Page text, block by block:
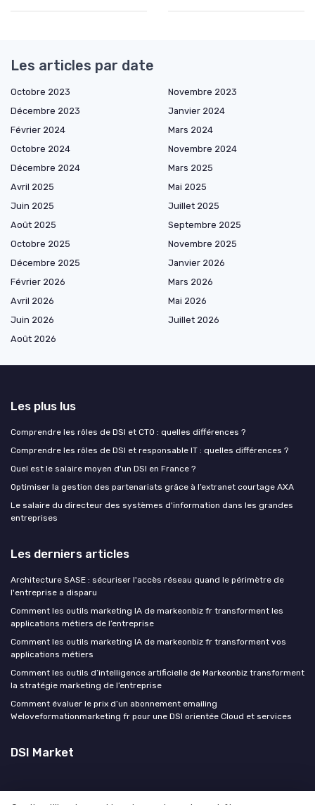
Les articles par date
Octobre 2023
Novembre 2023
Décembre 2023
Janvier 2024
Février 2024
Mars 2024
Octobre 2024
Novembre 2024
Décembre 2024
Mars 2025
Avril 2025
Mai 2025
Juin 2025
Juillet 2025
Août 2025
Septembre 2025
Octobre 2025
Novembre 2025
Décembre 2025
Janvier 2026
Février 2026
Mars 2026
Avril 2026
Mai 2026
Juin 2026
Juillet 2026
Août 2026
Les plus lus
Comprendre les rôles de DSI et CTO : quelles différences ?
Comprendre les rôles de DSI et responsable IT : quelles différences ?
Quel est le salaire moyen d'un DSI en France ?
Optimiser la gestion des partenariats grâce à l’extranet courtage AXA
Le salaire du directeur des systèmes d'information dans les grandes
entreprises
Les derniers articles
Architecture SASE : sécuriser l'accès réseau quand le périmètre de
l'entreprise a disparu
Comment les outils marketing IA de markeonbiz fr transforment les
applications métiers de l’entreprise
Comment les outils marketing IA de markeonbiz fr transforment vos
applications métiers
Comment les outils d’intelligence artificielle de Markeonbiz transforment
la stratégie marketing de l’entreprise
Comment évaluer le prix d’un abonnement emailing
Weloveformationmarketing fr pour une DSI orientée Cloud et services
DSI Market